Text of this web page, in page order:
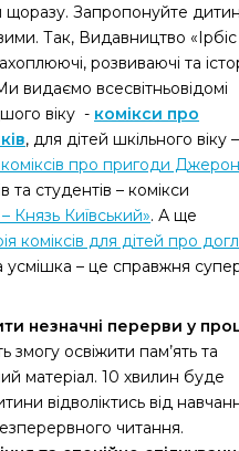
Запропонуйте
Так, Видавництво «Ірбіс
розвиваючі та
видаємо всесвітньовідомі
віку - комікси про
, для дітей шкільного віку –
про пригоди
та студентів – комікси
Князь Київський». А ще
коміксів для дітей про
усмішка – це справжня
незначні перерви у
змогу освіжити пам’ять та
матеріал. 10 хвилин буде
відволіктись від
читання.